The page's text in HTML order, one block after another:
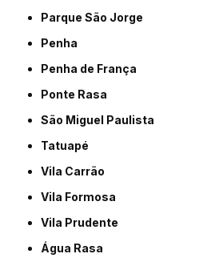
Parque São Jorge
Penha
Penha de França
Ponte Rasa
São Miguel Paulista
Tatuapé
Vila Carrão
Vila Formosa
Vila Prudente
Água Rasa